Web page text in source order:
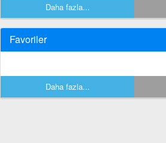
Daha fazla...
Favoriler
Daha fazla...